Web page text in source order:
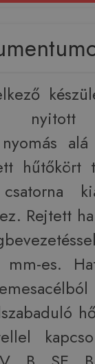
nyitott
alá
hűtőkört
Rejtett
mm-es.